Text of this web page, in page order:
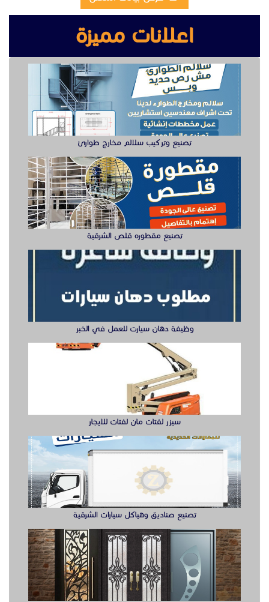
تصنيع مقطوره قلص الشرقية
وظيفة دهان سيارت للعمل في الخبر
تصنيع صناديق وهياكل سيارات الشرقية
ابواب حديد ليزر او مشغول الشرقيه